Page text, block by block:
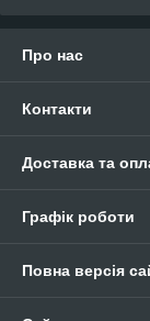
Про нас
Контакти
Доставка та
Графік роботи
Повна версія